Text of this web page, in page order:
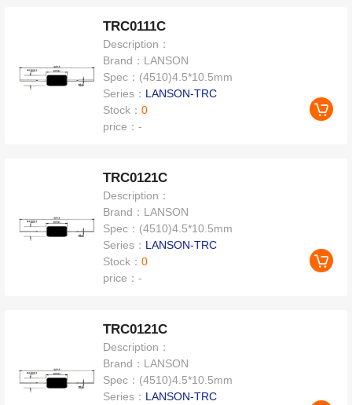
TRC0111C
Description：
Brand： LANSON
Spec： (4510)4.5*10.5mm
Series： LANSON-TRC
Stock：0
price：-
TRC0121C
Description：
Brand： LANSON
Spec： (4510)4.5*10.5mm
Series： LANSON-TRC
Stock：0
price：-
TRC0121C
Description：
Brand： LANSON
Spec： (4510)4.5*10.5mm
Series： LANSON-TRC